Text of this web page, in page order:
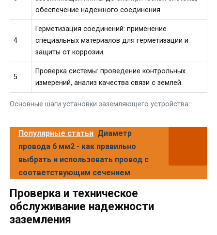
Основные шаги установки заземляющего устройства:
обеспечение надежного соединения.
4
Герметизация соединений: применение
специальных материалов для герметизации и
защиты от коррозии.
5
Проверка системы: проведение контрольных
измерений, анализ качества связи с землей.
Популярные статьи Диаметр
провода 6 мм2 - как правильно
выбрать и использовать провод с
соответствующим сечением
Проверка и техническое
обслуживание надежности
заземления